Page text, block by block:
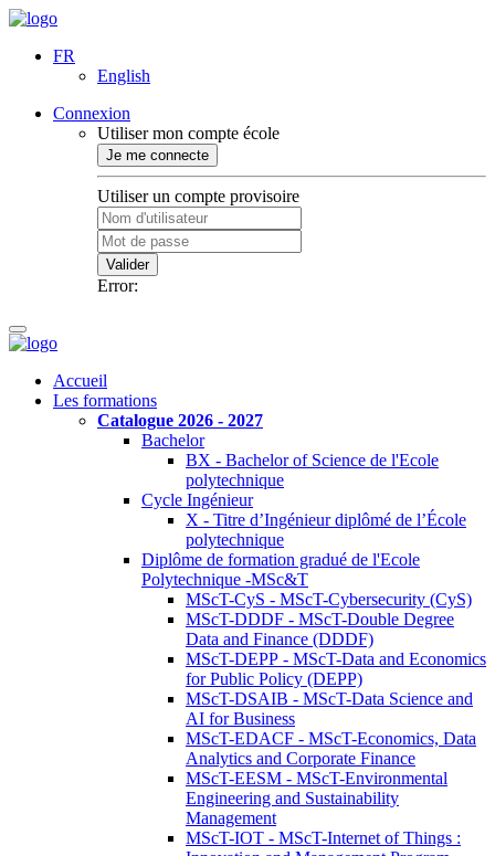
FR
English
Connexion
Utiliser mon compte école
Je me connecte
Utiliser un compte provisoire
Valider
Error:
Accueil
Les formations
Catalogue 2026 - 2027
Bachelor
BX - Bachelor of Science de l'Ecole
polytechnique
Cycle Ingénieur
X - Titre d’Ingénieur diplômé de l’École
polytechnique
Diplôme de formation gradué de l'Ecole
Polytechnique -MSc&T
MScT-CyS - MScT-Cybersecurity (CyS)
MScT-DDDF - MScT-Double Degree
Data and Finance (DDDF)
MScT-DEPP - MScT-Data and Economics
for Public Policy (DEPP)
MScT-DSAIB - MScT-Data Science and
AI for Business
MScT-EDACF - MScT-Economics, Data
Analytics and Corporate Finance
MScT-EESM - MScT-Environmental
Engineering and Sustainability
Management
MScT-IOT - MScT-Internet of Things :